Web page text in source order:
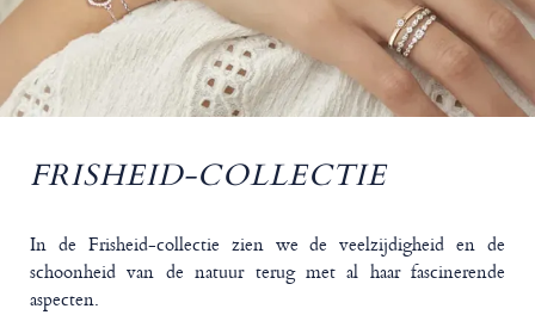
FRISHEID-COLLECTIE
In de Frisheid-collectie zien we de veelzijdigheid en de
schoonheid van de natuur terug met al haar fascinerende
aspecten.